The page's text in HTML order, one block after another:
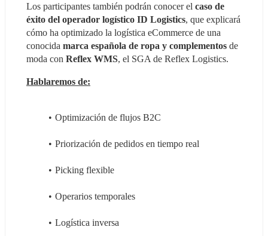
Los participantes también podrán conocer el caso de
éxito del operador logístico ID Logistics, que explicará
cómo ha optimizado la logística eCommerce de una
conocida marca española de ropa y complementos de
moda con Reflex WMS, el SGA de Reflex Logistics.
Hablaremos de:
Optimización de flujos B2C
Priorización de pedidos en tiempo real
Picking flexible
Operarios temporales
Logística inversa